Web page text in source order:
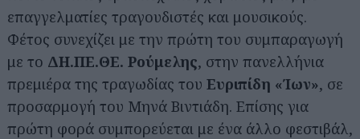
επαγγελματίες τραγουδιστές και μουσικούς.
Φέτος συνεχίζει με την πρώτη του συμπαραγωγή
με το ΔΗ.ΠΕ.ΘΕ. Ρούμελης, στην πανελλήνια
πρεμιέρα της τραγωδίας του Ευριπίδη «Ίων», σε
προσαρμογή του Μηνά Βιντιάδη. Επίσης για
πρώτη φορά συμπορεύεται με ένα άλλο φεστιβάλ,